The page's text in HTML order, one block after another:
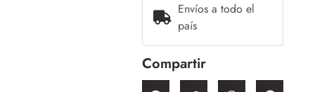
Envíos a todo el
país
Compartir